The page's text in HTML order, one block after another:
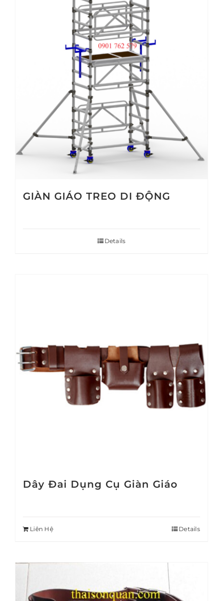
GIÀN GIÁO TREO DI ĐỘNG
Details
Dây Đai Dụng Cụ Giàn Giáo
Liên Hệ Details